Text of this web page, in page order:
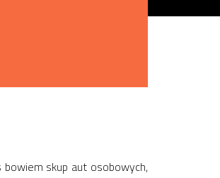
skup aut osobowych,